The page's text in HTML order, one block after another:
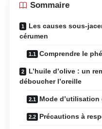
Sommaire
Les causes sous-
cérumen
Comprendre le
L’huile d’olive : un
déboucher l’oreille
Mode d’utilisation
Précautions à